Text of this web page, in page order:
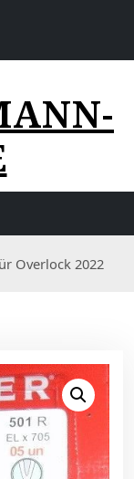
Overlock 2022